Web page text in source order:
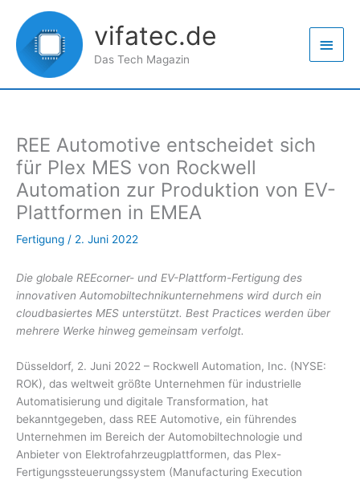
Inhalt
springen
vifatec.de
Das Tech Magazin
REE Automotive entscheidet sich
für Plex MES von Rockwell
Automation zur Produktion von EV-
Plattformen in EMEA
Fertigung / 2. Juni 2022
Die globale REEcorner- und EV-Plattform-Fertigung des
innovativen Automobiltechnikunternehmens wird durch ein
cloudbasiertes MES unterstützt. Best Practices werden über
mehrere Werke hinweg gemeinsam verfolgt.
Düsseldorf, 2. Juni 2022 – Rockwell Automation, Inc. (NYSE:
ROK), das weltweit größte Unternehmen für industrielle
Automatisierung und digitale Transformation, hat
bekanntgegeben, dass REE Automotive, ein führendes
Unternehmen im Bereich der Automobiltechnologie und
Anbieter von Elektrofahrzeugplattformen, das Plex-
Fertigungssteuerungssystem (Manufacturing Execution